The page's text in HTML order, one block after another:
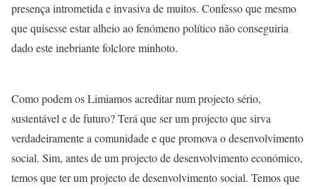
presença intrometida e invasiva de muitos. Confesso que mesmo
que quisesse estar alheio ao fenómeno político não conseguiria
dado este inebriante folclore minhoto.
Como podem os Limiamos acreditar num projecto sério,
sustentável e de futuro? Terá que ser um projecto que sirva
verdadeiramente a comunidade e que promova o desenvolvimento
social. Sim, antes de um projecto de desenvolvimento económico,
temos que ter um projecto de desenvolvimento social. Temos que